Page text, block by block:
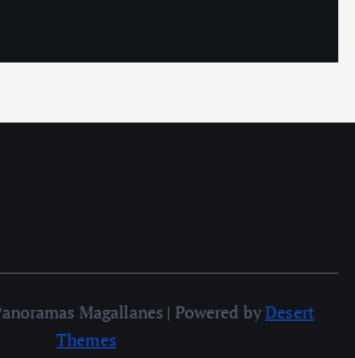
Magallanes | Powered byDesert
Themes